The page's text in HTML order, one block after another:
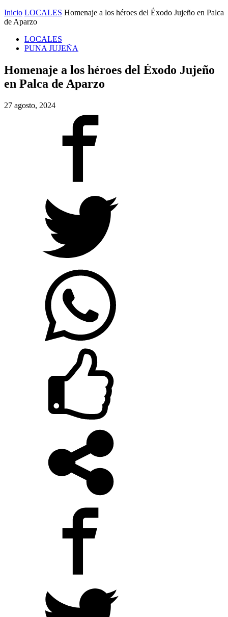
Inicio LOCALES Homenaje a los héroes del Éxodo Jujeño en Palca
de Aparzo
LOCALES
PUNA JUJEÑA
Homenaje a los héroes del Éxodo Jujeño
en Palca de Aparzo
27 agosto, 2024